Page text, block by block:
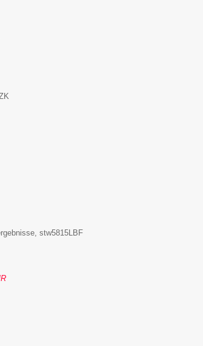
stw5815LBF